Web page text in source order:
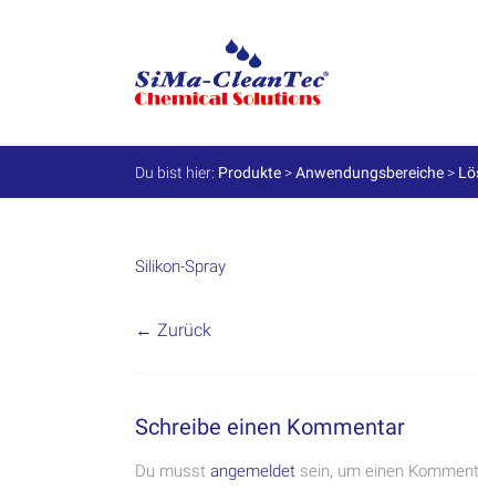
SiMa-
Cleantec
GmbH
Spezialprodukte
und
Du bist hier: Produkte >Anwendungsbereiche >
Silikon-Spray
← Zurück
Schreibe einen Kommentar
Du musst angemeldet sein, um einen